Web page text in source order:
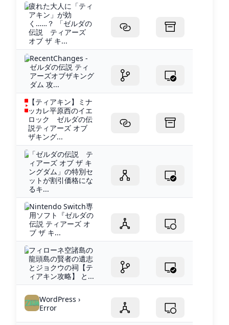
疲れた大人に「ティ
アキン」が効
く……？ 「ゼルダの
伝説 ティアーズ
オブ ザ キ...
RecentChanges -
ゼルダの伝説 ティ
アーズオブザキング
ダム 攻...
【ティアキン】ミナ
ッカレ平原西のイエ
ロック ゼルダの伝
説ティアーズ オブ
ザキング...
「ゼルダの伝説 テ
ィアーズ オブ ザ キ
ングダム」の特別セ
ットが割引価格にな
るキ...
Nintendo Switch専
用ソフト『ゼルダの
伝説 ティアーズ オ
ブ ザ キ...
フィローネ空諸島の
龍頭島の賢者の遺志
とジョクウの祠【テ
ィアキン攻略】 と...
WordPress ›
Error